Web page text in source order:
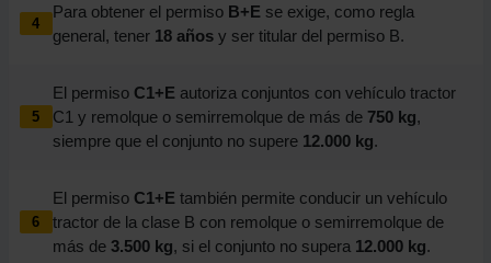
4
Para obtener el permiso B+E se exige, como regla
general, tener 18 añosy ser titular del permiso B.
5
El permiso C1+E autoriza conjuntos con vehículo tractor
C1 y remolque o semirremolque de más de 750 kg,
siempre que el conjunto no supere 12.000 kg.
6
El permiso C1+E también permite conducir un vehículo
tractor de la clase B con remolque o semirremolque de
más de 3.500 kg, si el conjunto no supera 12.000 kg.